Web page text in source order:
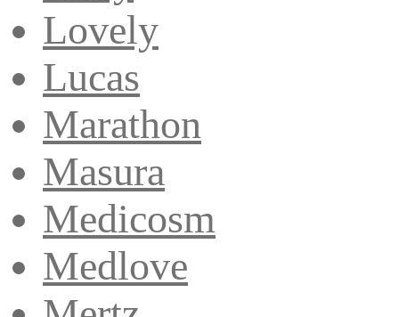
Lovely
Lucas
Marathon
Masura
Medicosm
Medlove